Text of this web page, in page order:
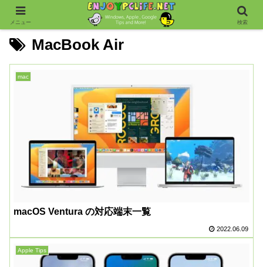
MacBook Air
mac
macOS Ventura の対応端末一覧
2022.06.09
Apple Tips
メニュー 検索